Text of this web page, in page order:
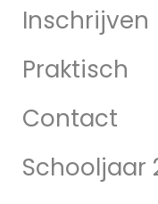
Inschrijven
Praktisch
Contact
Schooljaar